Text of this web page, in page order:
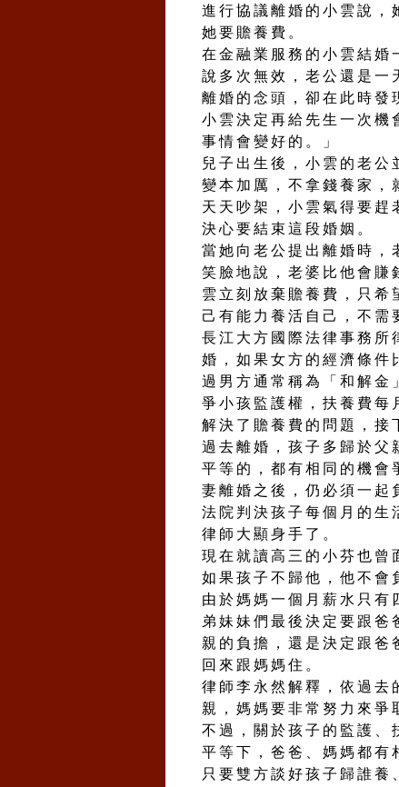
進行協議離婚的小雲說，
她要贍養費。
在金融業服務的小雲結婚
說多次無效，老公還是一
離婚的念頭，卻在此時發
小雲決定再給先生一次機
事情會變好的。」
兒子出生後，小雲的老公
變本加厲，不拿錢養家，
天天吵架，小雲氣得要趕
決心要結束這段婚姻。
當她向老公提出離婚時，
笑臉地說，老婆比他會賺
雲立刻放棄贍養費，只希
己有能力養活自己，不需
長江大方國際法律事務所
婚，如果女方的經濟條件
過男方通常稱為「和解金
爭小孩監護權，扶養費每
解決了贍養費的問題，接
過去離婚，孩子多歸於父
平等的，都有相同的機會
妻離婚之後，仍必須一起
法院判決孩子每個月的生
律師大顯身手了。
現在就讀高三的小芬也曾
如果孩子不歸他，他不會
由於媽媽一個月薪水只有
弟妹妹們最後決定要跟爸
親的負擔，還是決定跟爸
回來跟媽媽住。
律師李永然解釋，依過去
親，媽媽要非常努力來爭
不過，關於孩子的監護、
平等下，爸爸、媽媽都有
只要雙方談好孩子歸誰養